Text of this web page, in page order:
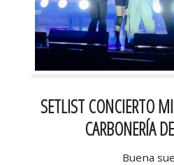
SETLIST CONCIERTO
CARBONERÍA
Buena